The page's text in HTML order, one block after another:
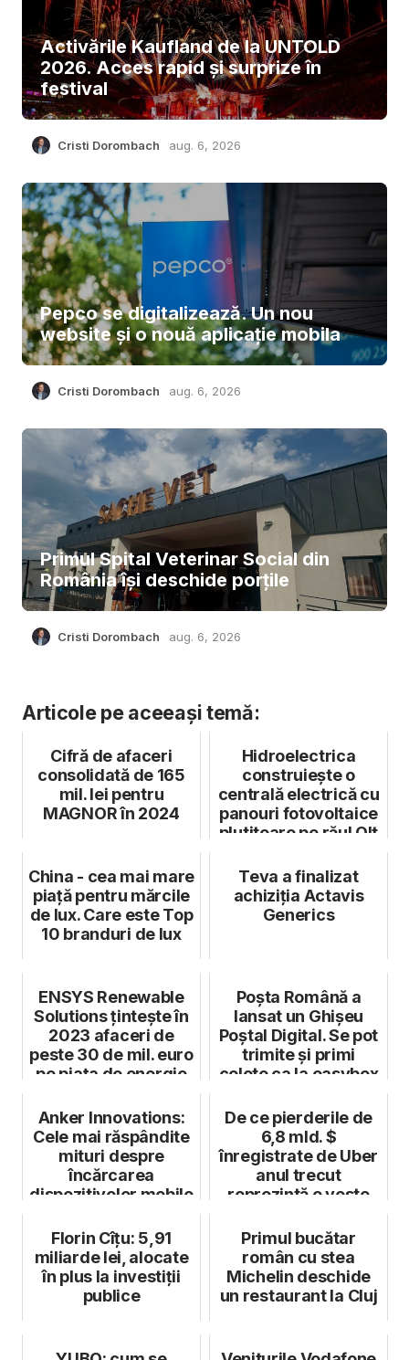
Activările Kaufland de la UNTOLD
2026. Acces rapid și surprize în
festival
Cristi Dorombach aug. 6, 2026
Pepco se digitalizează. Un nou
website și o nouă aplicație mobila
Cristi Dorombach aug. 6, 2026
Primul Spital Veterinar Social din
România își deschide porțile
Cristi Dorombach aug. 6, 2026
Articole pe aceeași temă:
Cifră de afaceri
consolidată de 165
mil. lei pentru
MAGNOR în 2024
Hidroelectrica
construiește o
centrală electrică cu
panouri fotovoltaice
plutitoare pe răul Olt
China - cea mai mare
piață pentru mărcile
de lux. Care este Top
10 branduri de lux
Teva a finalizat
achiziția Actavis
Generics
ENSYS Renewable
Solutions țintește în
2023 afaceri de
peste 30 de mil. euro
pe piața de energie
Poșta Română a
lansat un Ghișeu
Poștal Digital. Se pot
trimite și primi
colete ca la easybox
Anker Innovations:
Cele mai răspândite
mituri despre
încărcarea
dispozitivelor mobile
De ce pierderile de
6,8 mld. $
înregistrate de Uber
anul trecut
reprezintă o veste
Florin Cîțu: 5,91
miliarde lei, alocate
în plus la investiții
publice
Primul bucătar
român cu stea
Michelin deschide
un restaurant la Cluj